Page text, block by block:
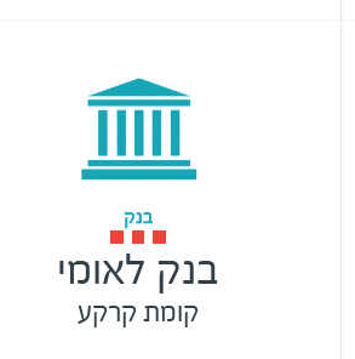
בנק לאומי
קומת קרקע